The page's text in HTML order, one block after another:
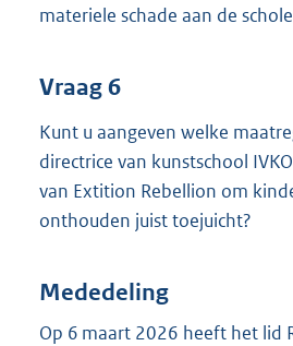
materiele schade aan de
Vraag 6
Kunt u aangeven welke
directrice van kunstschool
van Extition Rebellion om
onthouden juist toejuicht?
Mededeling
Op 6 maart 2026 heeft het lid